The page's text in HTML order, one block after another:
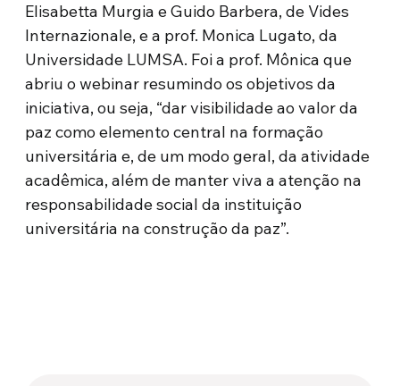
Elisabetta Murgia e Guido Barbera, de Vides
Internazionale, e a prof. Monica Lugato, da
Universidade LUMSA. Foi a prof. Mônica que
abriu o webinar resumindo os objetivos da
iniciativa, ou seja, “dar visibilidade ao valor da
paz como elemento central na formação
universitária e, de um modo geral, da atividade
acadêmica, além de manter viva a atenção na
responsabilidade social da instituição
universitária na construção da paz”.